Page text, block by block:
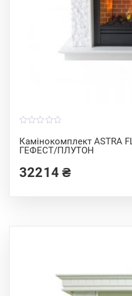
Камінокомплект ASTRA
ГЕФЕСТ/ПЛУТОН
o
u
t
f
5
32214₴